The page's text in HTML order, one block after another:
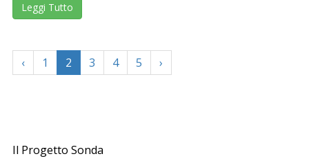
Il Progetto Sonda
Leggi Tutto
‹ 1 2 3 4 5 ›